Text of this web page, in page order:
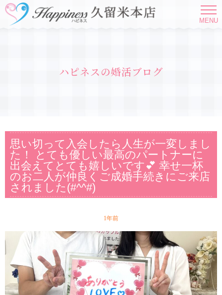
MENU
ハピネスの婚活ブログ
思い切って入会したら人生が一変しまし
た！ とても優しい最高のパートナーに
出会えてとても嬉しいです💕 幸せ一杯
のお二人が仲良くご成婚手続きにご来店
されました(#^^#)
1年前